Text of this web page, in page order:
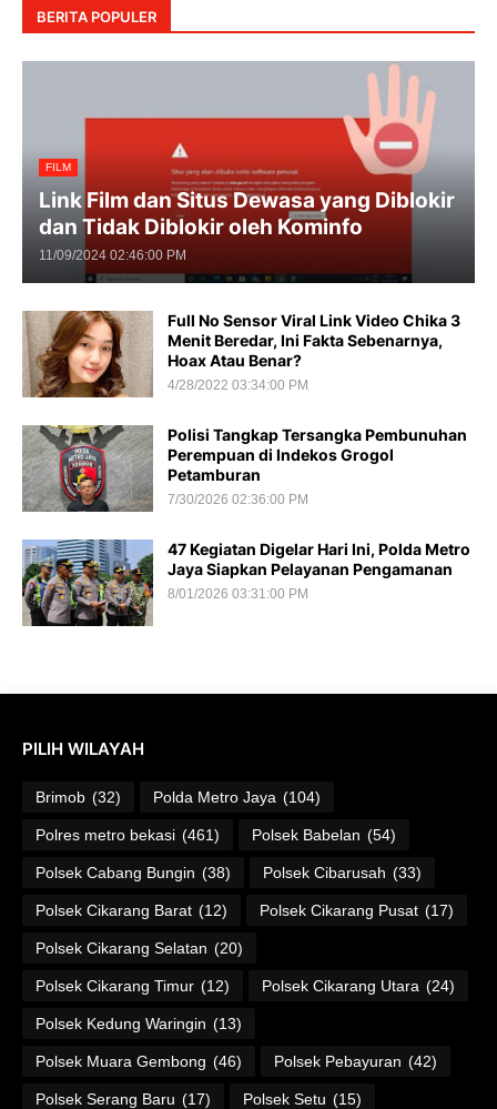
BERITA POPULER
FILM
Link Film dan Situs Dewasa yang Diblokir
dan Tidak Diblokir oleh Kominfo
11/09/2024 02:46:00 PM
Full No Sensor Viral Link Video Chika 3
Menit Beredar, Ini Fakta Sebenarnya,
Hoax Atau Benar?
4/28/2022 03:34:00 PM
Polisi Tangkap Tersangka Pembunuhan
Perempuan di Indekos Grogol
Petamburan
7/30/2026 02:36:00 PM
47 Kegiatan Digelar Hari Ini, Polda Metro
Jaya Siapkan Pelayanan Pengamanan
8/01/2026 03:31:00 PM
PILIH WILAYAH
Brimob (32) Polda Metro Jaya (104)
Polres metro bekasi (461) Polsek Babelan (54)
Polsek Cabang Bungin (38) Polsek Cibarusah (33)
Polsek Cikarang Barat (12) Polsek Cikarang Pusat (17)
Polsek Cikarang Selatan (20)
Polsek Cikarang Timur (12) Polsek Cikarang Utara (24)
Polsek Kedung Waringin (13)
Polsek Muara Gembong (46) Polsek Pebayuran (42)
Polsek Serang Baru (17) Polsek Setu (15)